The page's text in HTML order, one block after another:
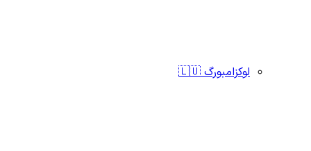
لوکزامبورگ 🇱🇺